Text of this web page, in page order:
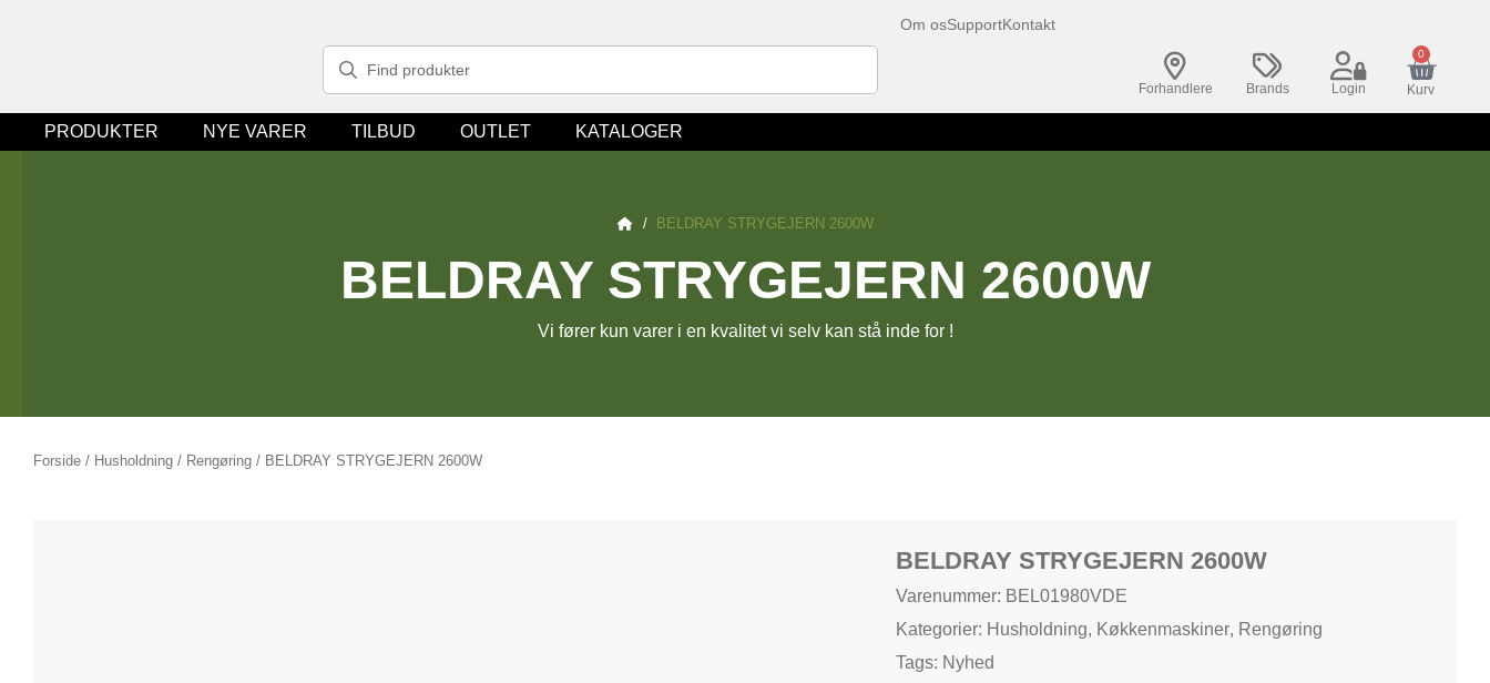
Om osSupportKontakt
Forhandlere Brands Login
0
Kurv
PRODUKTER NYE VARER TILBUD OUTLET KATALOGER
/ BELDRAY STRYGEJERN 2600W
BELDRAY STRYGEJERN 2600W
Vi fører kun varer i en kvalitet vi selv kan stå inde for !
Forside / Husholdning / Rengøring / BELDRAY STRYGEJERN 2600W
BELDRAY STRYGEJERN 2600W
Varenummer: BEL01980VDE
Kategorier: Husholdning, Køkkenmaskiner, Rengøring
Tags: Nyhed